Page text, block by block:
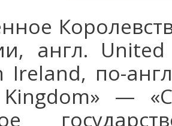
англ.
Ireland, по-
—